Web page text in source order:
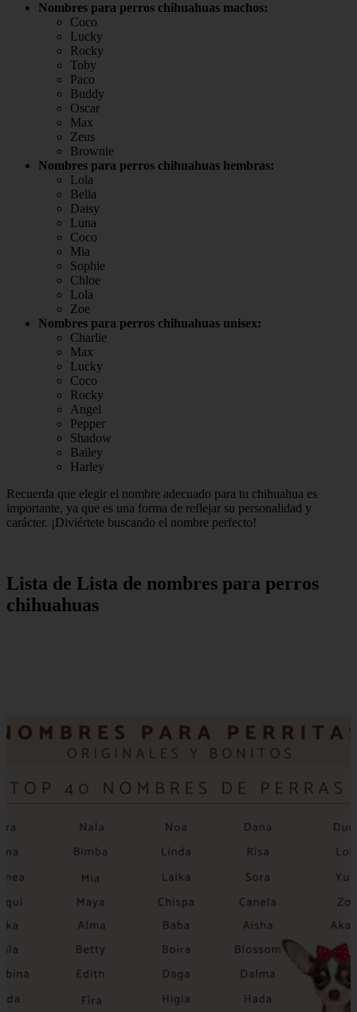
Nombres para perros chihuahuas machos:
Coco
Lucky
Rocky
Toby
Paco
Buddy
Oscar
Max
Zeus
Brownie
Nombres para perros chihuahuas hembras:
Lola
Bella
Daisy
Luna
Coco
Mia
Sophie
Chloe
Lola
Zoe
Nombres para perros chihuahuas unisex:
Charlie
Max
Lucky
Coco
Rocky
Angel
Pepper
Shadow
Bailey
Harley
Recuerda que elegir el nombre adecuado para tu chihuahua es
importante, ya que es una forma de reflejar su personalidad y
carácter. ¡Diviértete buscando el nombre perfecto!
Lista de Lista de nombres para perros
chihuahuas